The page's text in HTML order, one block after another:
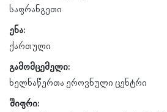
საფრანგეთი
ენა:
ქართული
გამომცემელი:
ხელნაწერთა ეროვნული ცენტრი
შიფრი: